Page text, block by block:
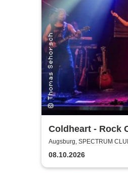
Coldheart - Rock
Augsburg, SPECTRUM
08.10.2026